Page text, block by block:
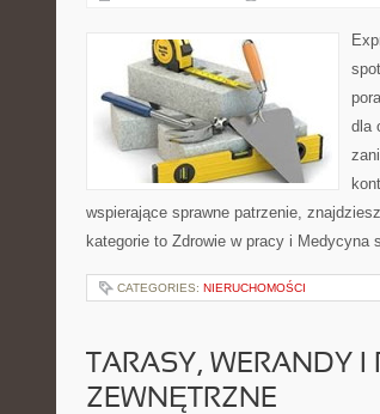
dla
wspierające sprawne patrzenie,
kategorie to Zdrowie w pracy i
CATEGORIES: NIERUCHOMOŚCI
TARASY, WERANDY I
ZEWNĘTRZNE